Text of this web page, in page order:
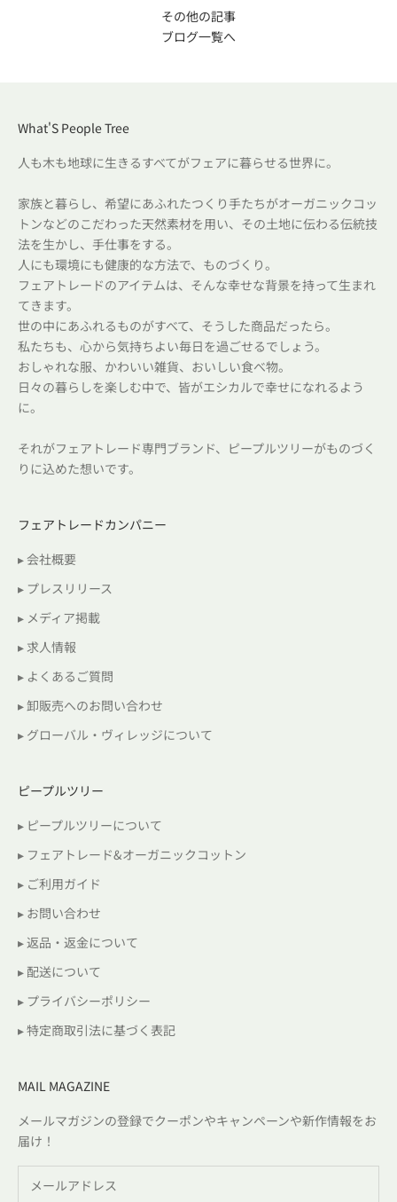
その他の記事
ブログ一覧へ
What'S People Tree
人も木も地球に生きるすべてがフェアに暮らせる世界に。
家族と暮らし、希望にあふれたつくり手たちがオーガニックコッ
トンなどのこだわった天然素材を用い、その土地に伝わる伝統技
法を生かし、手仕事をする。
人にも環境にも健康的な方法で、ものづくり。
フェアトレードのアイテムは、そんな幸せな背景を持って生まれ
てきます。
世の中にあふれるものがすべて、そうした商品だったら。
私たちも、心から気持ちよい毎日を過ごせるでしょう。
おしゃれな服、かわいい雑貨、おいしい食べ物。
日々の暮らしを楽しむ中で、皆がエシカルで幸せになれるよう
に。
それがフェアトレード専門ブランド、ピープルツリーがものづく
りに込めた想いです。
フェアトレードカンパニー
▸ 会社概要
▸ プレスリリース
▸ メディア掲載
▸ 求人情報
▸ よくあるご質問
▸ 卸販売へのお問い合わせ
▸ グローバル・ヴィレッジについて
ピープルツリー
▸ ピープルツリーについて
▸ フェアトレード&オーガニックコットン
▸ ご利用ガイド
▸ お問い合わせ
▸ 返品・返金について
▸ 配送について
▸ プライバシーポリシー
▸ 特定商取引法に基づく表記
MAIL MAGAZINE
メールマガジンの登録でクーポンやキャンペーンや新作情報をお
届け！